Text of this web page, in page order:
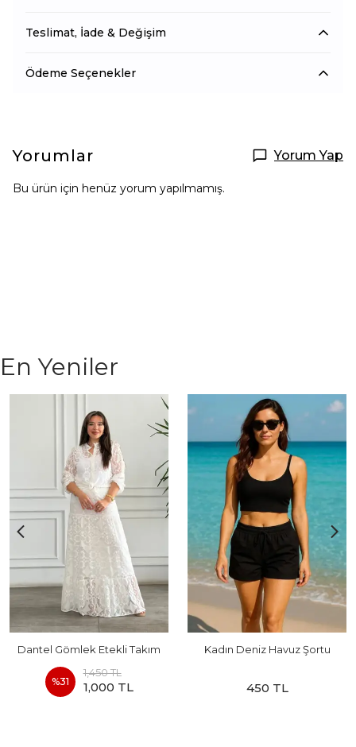
Teslimat, İade & Değişim
Ödeme Seçenekler
Yorumlar Yorum Yap
Bu ürün için henüz yorum yapılmamış.
En Yeniler
Dantel Gömlek Etekli Takım
%31
1,450 TL
1,000 TL
Kadın Deniz Havuz Şortu
450 TL